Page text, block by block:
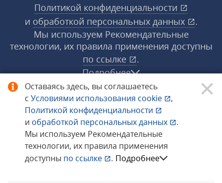
Оставаясь здесь, вы соглашаетесь
с Условиями использования cookie
,
Политикой конфиденциальности
и обработкой персональных данных
.
Мы используем Рекомендательные
технологии, их правила применения
доступны по ссылке . Подробнее
Политикой конфиденциальности
и обработкой персональных данных
.
Мы используем Рекомендательные
технологии, их правила применения доступны
по ссылке
.
Подробнее
© 1998−2026 «1С‑Рарус» ®. Все права
защищены.
Сообщить об ошибке